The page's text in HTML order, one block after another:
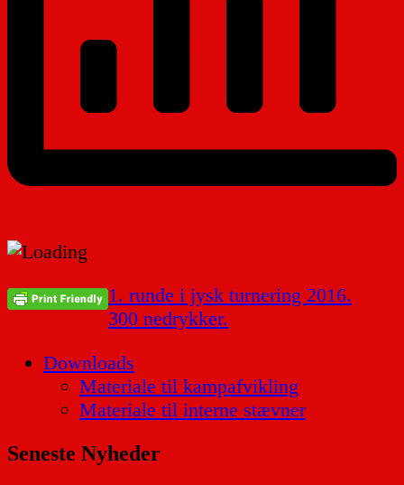
Indlægsnavigation
1. runde i jysk turnering 2016.
300 nedrykker.
Downloads
Materiale til kampafvikling
Materiale til interne stævner
Seneste Nyheder